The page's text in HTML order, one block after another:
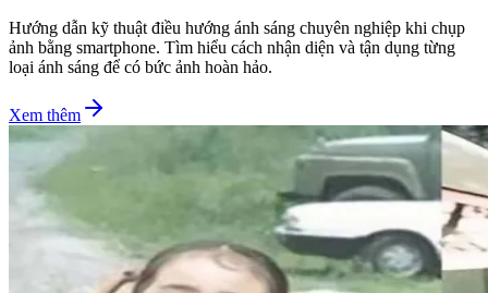
Hướng dẫn kỹ thuật điều hướng ánh sáng chuyên nghiệp khi chụp
ảnh bằng smartphone. Tìm hiểu cách nhận diện và tận dụng từng
loại ánh sáng để có bức ảnh hoàn hảo.
Xem thêm